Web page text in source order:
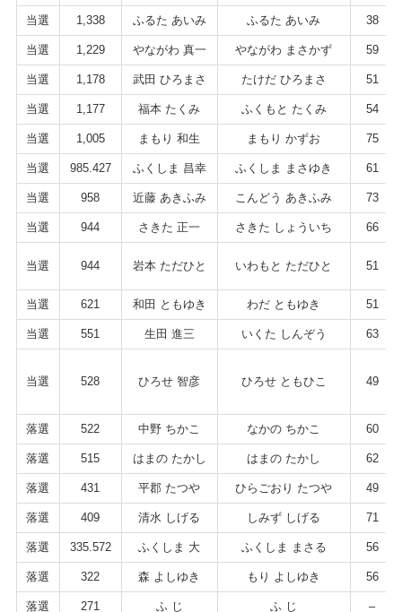
当選 1,338 ふるた あいみ ふるた あいみ 38
当選 1,229 やながわ 真一 やながわ まさかず 59
当選 1,178 武田 ひろまさ たけだ ひろまさ 51
当選 1,177 福本 たくみ ふくもと たくみ 54
当選 1,005 まもり 和生 まもり かずお 75
当選 985.427 ふくしま 昌幸 ふくしま まさゆき 61
当選 958 近藤 あきふみ こんどう あきふみ 73
当選 944 さきた 正一 さきた しょういち 66
当選 944 岩本 ただひと いわもと ただひと 51
当選 621 和田 ともゆき わだ ともゆき 51
当選 551 生田 進三 いくた しんぞう 63
当選 528 ひろせ 智彦 ひろせ ともひこ 49
落選 522 中野 ちかこ なかの ちかこ 60
落選 515 はまの たかし はまの たかし 62
落選 431 平郡 たつや ひらごおり たつや 49
落選 409 清水 しげる しみず しげる 71
落選 335.572 ふくしま 大 ふくしま まさる 56
落選 322 森 よしゆき もり よしゆき 56
落選 271 ふ じ ふ じ –